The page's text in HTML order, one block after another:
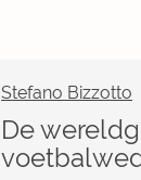
Stefano Bizzotto
De